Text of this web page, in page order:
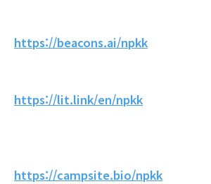
https://beacons.ai/npkk
https://lit.link/en/npkk
https://campsite.bio/npkk